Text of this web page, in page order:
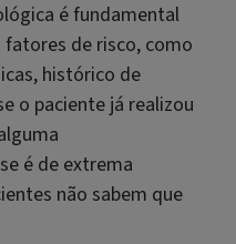
é fundamental
de risco, como
histórico de
o paciente já realizou
é de extrema
não sabem que